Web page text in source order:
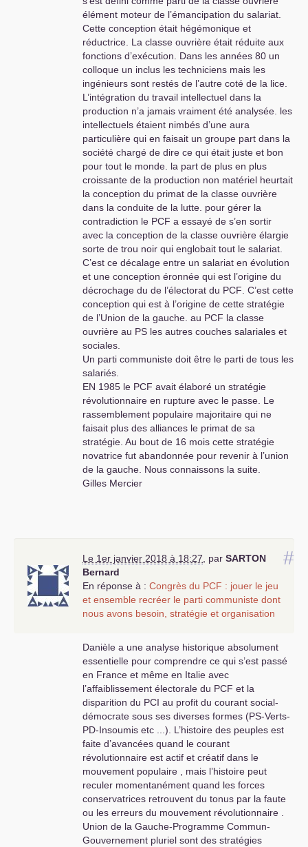
élément moteur de l’émancipation du salariat.
Cette conception était hégémonique et
réductrice. La classe ouvrière était réduite aux
fonctions d’exécution. Dans les années 80 un
colloque un inclus les techniciens mais les
ingénieurs sont restés de l’autre coté de la lice.
L’intégration du travail intellectuel dans la
production n’a jamais vraiment été analysée. les
intellectuels étaient nimbés d’une aura
particulière qui en faisait un groupe part dans la
société chargé de dire ce qui était juste et bon
pour tout le monde. la part de plus en plus
croissante de la production non matériel heurtait
la conception du primat de la classe ouvrière
dans la conduite de la lutte. pour gérer la
contradiction le PCF a essayé de s’en sortir
avec la conception de la classe ouvrière élargie
sorte de trou noir qui englobait tout le salariat.
C’est ce décalage entre un salariat en évolution
et une conception éronnée qui est l’origine du
décrochage du de l’électorat du PCF . C’est cette
conception qui est à l’origine de cette stratégie
de l’Union de la gauche. au PCF la classe
ouvrière au PS les autres couches salariales et
sociales.
Un parti communiste doit être le parti de tous les
salariés.
EN 1985 le PCF avait élaboré un stratégie
révolutionnaire en rupture avec le passe. Le
rassemblement populaire majoritaire qui ne
faisait plus des alliances le primat de sa
stratégie. Au bout de 16 mois cette stratégie
novatrice fut abandonnée pour revenir à l’union
de la gauche. Nous connaissons la suite.
Gilles Mercier
#
Le 1er janvier 2018 à 18:27 par SARTON
Bernard
En réponse à : Congrès du PCF : jouer le jeu
et ensemble recréer le parti communiste dont
nous avons besoin, stratégie et organisation
Danièle a une analyse historique absolument
essentielle pour comprendre ce qui s’est passé
en France et même en Italie avec
l’affaiblissement électorale du PCF et la
disparition du PCI au profit du courant social-
démocrate sous ses diverses formes (PS-Verts-
PD-Insoumis etc ...). L’histoire des peuples est
faite d’avancées quand le courant
révolutionnaire est actif et créatif dans le
mouvement populaire , mais l’histoire peut
reculer momentanément quand les forces
conservatrices retrouvent du tonus par la faute
ou les erreurs du mouvement révolutionnaire .
Union de la Gauche-Programme Commun-
Gouvernement pluriel sont des stratégies